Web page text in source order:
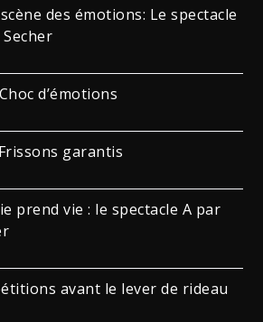
des émotions: Le spectacle
d’émotions
garantis
prend vie : le spectacle A par
avant le lever de rideau